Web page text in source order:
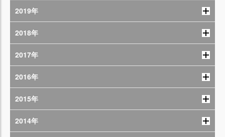
2019年
2018年
2017年
2016年
2015年
2014年